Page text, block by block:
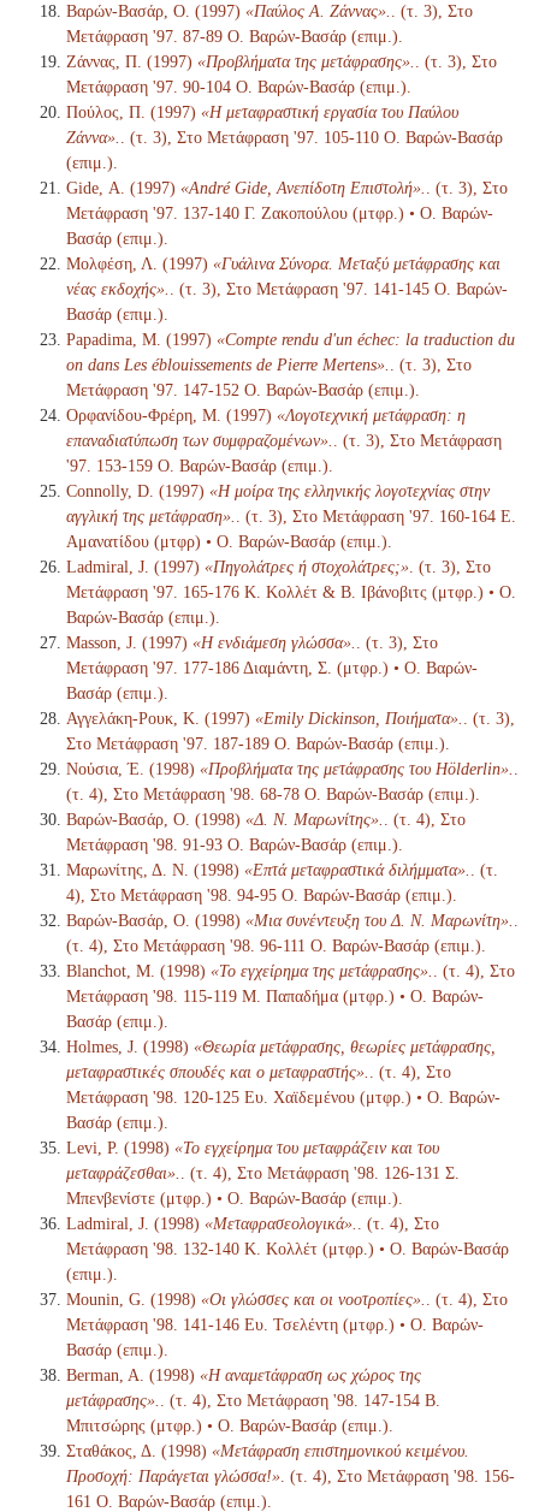
Βαρών-Βασάρ, Ο. (1997) «Παύλος Α. Ζάννας».
. (τ. 3), Στο
Μετάφραση '97. 87-89 Ο. Βαρών-Βασάρ (επιμ.).
Ζάννας, Π. (1997) «Προβλήματα της μετάφρασης».
. (τ. 3), Στο
Μετάφραση '97. 90-104 Ο. Βαρών-Βασάρ (επιμ.).
Πούλος, Π. (1997) «Η μεταφραστική εργασία του Παύλου
Ζάννα».
. (τ. 3), Στο Μετάφραση '97. 105-110 Ο. Βαρών-Βασάρ
(επιμ.).
Gide, Α. (1997) «André Gide, Ανεπίδοτη Επιστολή».
. (τ. 3), Στο
Μετάφραση '97. 137-140 Γ. Ζακοπούλου (μτφρ.) • Ο. Βαρών-
Βασάρ (επιμ.).
Μολφέση, Λ. (1997) «Γυάλινα Σύνορα. Μεταξύ μετάφρασης και
νέας εκδοχής».
. (τ. 3), Στο Μετάφραση '97. 141-145 Ο. Βαρών-
Βασάρ (επιμ.).
Papadima, M. (1997) «Compte rendu d'un échec: la traduction du
on dans Les éblouissements de Pierre Mertens».
. (τ. 3), Στο
Μετάφραση '97. 147-152 Ο. Βαρών-Βασάρ (επιμ.).
Ορφανίδου-Φρέρη, Μ. (1997) «Λογοτεχνική μετάφραση: η
επαναδιατύπωση των συμφραζομένων».
. (τ. 3), Στο Μετάφραση
'97. 153-159 Ο. Βαρών-Βασάρ (επιμ.).
Connolly, D. (1997) «Η μοίρα της ελληνικής λογοτεχνίας στην
αγγλική της μετάφραση».
. (τ. 3), Στο Μετάφραση '97. 160-164 Ε.
Αμανατίδου (μτφρ) • Ο. Βαρών-Βασάρ (επιμ.).
Ladmiral, J. (1997) «Πηγολάτρες ή στοχολάτρες;» . (τ. 3), Στο
Μετάφραση '97. 165-176 Κ. Κολλέτ & Β. Ιβάνοβιτς (μτφρ.) • Ο.
Βαρών-Βασάρ (επιμ.).
Masson, J. (1997) «Η ενδιάμεση γλώσσα».
. (τ. 3), Στο
Μετάφραση '97. 177-186 Διαμάντη, Σ. (μτφρ.) • Ο. Βαρών-
Βασάρ (επιμ.).
Αγγελάκη-Ρουκ, Κ. (1997) «Emily Dickinson, Ποιήματα».
. (τ. 3),
Στο Μετάφραση '97. 187-189 Ο. Βαρών-Βασάρ (επιμ.).
Νούσια, Έ. (1998) «Προβλήματα της μετάφρασης του Hölderlin».
(τ. 4), Στο Μετάφραση '98. 68-78 Ο. Βαρών-Βασάρ (επιμ.).
Βαρών-Βασάρ, Ο. (1998) «Δ. Ν. Μαρωνίτης».
. (τ. 4), Στο
Μετάφραση '98. 91-93 Ο. Βαρών-Βασάρ (επιμ.).
Μαρωνίτης, Δ. Ν. (1998) «Επτά μεταφραστικά διλήμματα».
. (τ.
4), Στο Μετάφραση '98. 94-95 Ο. Βαρών-Βασάρ (επιμ.).
Βαρών-Βασάρ, Ο. (1998) «Μια συνέντευξη του Δ. Ν. Μαρωνίτη».
(τ. 4), Στο Μετάφραση '98. 96-111 Ο. Βαρών-Βασάρ (επιμ.).
Blanchot, M. (1998) «Το εγχείρημα της μετάφρασης».
. (τ. 4), Στο
Μετάφραση '98. 115-119 Μ. Παπαδήμα (μτφρ.) • Ο. Βαρών-
Βασάρ (επιμ.).
Holmes, J. (1998) «Θεωρία μετάφρασης, θεωρίες μετάφρασης,
μεταφραστικές σπουδές και ο μεταφραστής».
. (τ. 4), Στο
Μετάφραση '98. 120-125 Ευ. Χαϊδεμένου (μτφρ.) • Ο. Βαρών-
Βασάρ (επιμ.).
Levi, P. (1998) «Το εγχείρημα του μεταφράζειν και του
μεταφράζεσθαι».
. (τ. 4), Στο Μετάφραση '98. 126-131 Σ.
Μπενβενίστε (μτφρ.) • Ο. Βαρών-Βασάρ (επιμ.).
Ladmiral, J. (1998) «Μεταφρασεολογικά».
. (τ. 4), Στο
Μετάφραση '98. 132-140 Κ. Κολλέτ (μτφρ.) • Ο. Βαρών-Βασάρ
(επιμ.).
Mounin, G. (1998) «Οι γλώσσες και οι νοοτροπίες».
. (τ. 4), Στο
Μετάφραση '98. 141-146 Ευ. Τσελέντη (μτφρ.) • Ο. Βαρών-
Βασάρ (επιμ.).
Berman, A. (1998) «Η αναμετάφραση ως χώρος της
μετάφρασης».
. (τ. 4), Στο Μετάφραση '98. 147-154 Β.
Μπιτσώρης (μτφρ.) • Ο. Βαρών-Βασάρ (επιμ.).
Σταθάκος, Δ. (1998) «Μετάφραση επιστημονικού κειμένου.
Προσοχή: Παράγεται γλώσσα!» . (τ. 4), Στο Μετάφραση '98. 156-
161 Ο. Βαρών-Βασάρ (επιμ.).